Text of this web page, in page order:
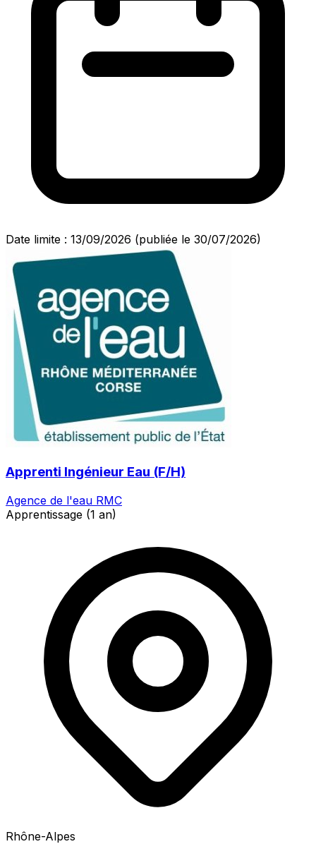
Date limite : 13/09/2026 (publiée le 30/07/2026)
Apprenti Ingénieur Eau (F/H)
Agence de l'eau RMC
Apprentissage (1 an)
Rhône-Alpes